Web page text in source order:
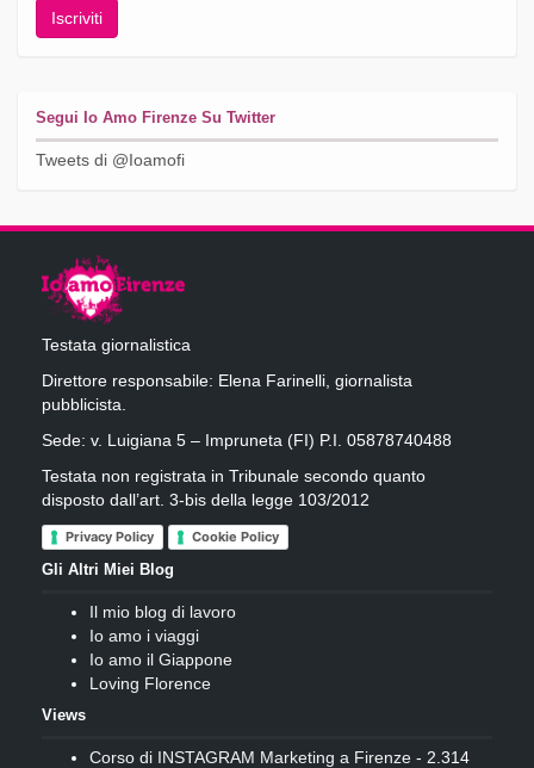
Segui Io Amo Firenze Su Twitter
Tweets di @Ioamofi
Testata giornalistica
Direttore responsabile: Elena Farinelli, giornalista
pubblicista.
Sede: v. Luigiana 5 – Impruneta (FI) P.I. 05878740488
Testata non registrata in Tribunale secondo quanto
disposto dall’art. 3-bis della legge 103/2012
Privacy Policy Cookie Policy
Gli Altri Miei Blog
Il mio blog di lavoro
Io amo i viaggi
Io amo il Giappone
Loving Florence
Views
Corso di INSTAGRAM Marketing a Firenze - 2.314